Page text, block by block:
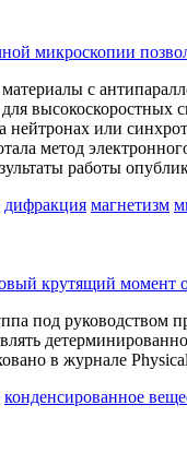
микроскопии
с
высокоскоростных
или
метод
работы
дифракция магнетизм
крутящий момент
под
в журнале
конденсированное